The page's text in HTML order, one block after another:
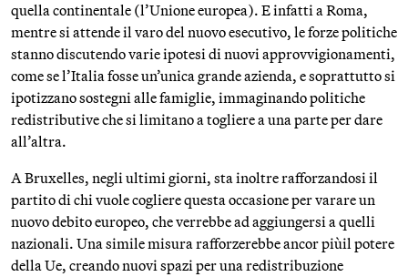
quella continentale (l’Unione europea). E infatti a Roma,
mentre si attende il varo del nuovo esecutivo, le forze politiche
stanno discutendo varie ipotesi di nuovi approvvigionamenti,
come se l’Italia fosse un’unica grande azienda, e soprattutto si
ipotizzano sostegni alle famiglie, immaginando politiche
redistributive che si limitano a togliere a una parte per dare
all’altra.
A Bruxelles, negli ultimi giorni, sta inoltre rafforzandosi il
partito di chi vuole cogliere questa occasione per varare un
nuovo debito europeo, che verrebbe ad aggiungersi a quelli
nazionali. Una simile misura rafforzerebbe ancor piùil potere
della Ue, creando nuovi spazi per una redistribuzione